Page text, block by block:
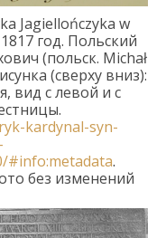
Jagiellończyka w
1817 год. Польский
(польск. Michał
(сверху вниз):
вид с левой и с
kardynal-syn-
#info:metadata.
без изменений